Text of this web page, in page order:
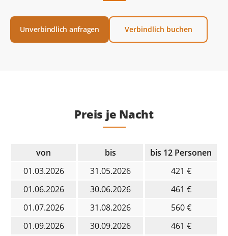
Unverbindlich anfragen Verbindlich buchen
Preis je Nacht
von bis
bis 12 Personen
01.03.2026
31.05.2026
421 €
01.06.2026
30.06.2026
461 €
01.07.2026
31.08.2026
560 €
01.09.2026
30.09.2026
461 €